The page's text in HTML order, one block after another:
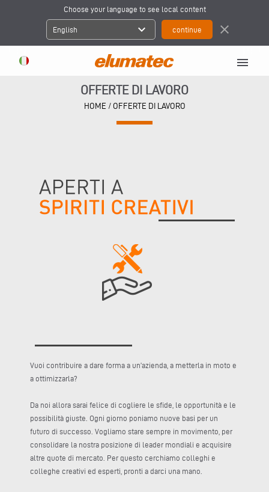
Choose your language to see local content
English expand_more close
menu
OFFERTE DI LAVORO
HOME / OFFERTE DI LAVORO
Vuoi contribuire a dare forma a un’azienda, a metterla in moto e
a ottimizzarla?
Da noi allora sarai felice di cogliere le sfide, le opportunità e le
possibilità giuste. Ogni giorno poniamo nuove basi per un
futuro di successo. Vogliamo stare sempre in movimento, per
consolidare la nostra posizione di leader mondiali e acquisire
altre quote di mercato. Per questo cerchiamo colleghi e
colleghe creativi ed esperti, pronti a darci una mano.